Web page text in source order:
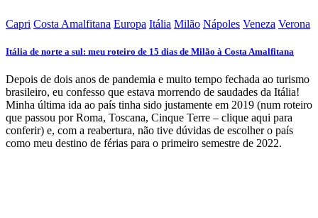
Capri Costa Amalfitana Europa Itália Milão Nápoles Veneza Verona
Itália de norte a sul: meu roteiro de 15 dias de Milão à Costa Amalfitana
Depois de dois anos de pandemia e muito tempo fechada ao turismo
brasileiro, eu confesso que estava morrendo de saudades da Itália!
Minha última ida ao país tinha sido justamente em 2019 (num roteiro
que passou por Roma, Toscana, Cinque Terre – clique aqui para
conferir) e, com a reabertura, não tive dúvidas de escolher o país
como meu destino de férias para o primeiro semestre de 2022.